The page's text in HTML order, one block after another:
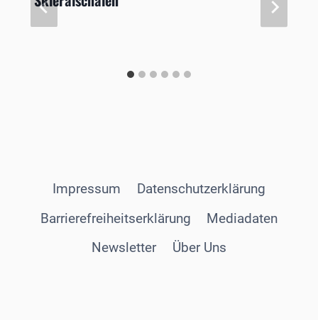
Impressum
Datenschutzerklärung
Barrierefreiheitserklärung
Mediadaten
Newsletter
Über Uns